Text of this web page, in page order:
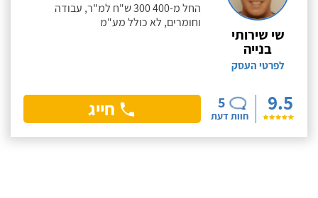
שי שירותי
בנייה
לפרטי העסק
9.5
5
חוות דעת
החל מ-400 300 ש"ח למ"ר, עבודה
וחומרים, לא כולל מע"מ
חייג